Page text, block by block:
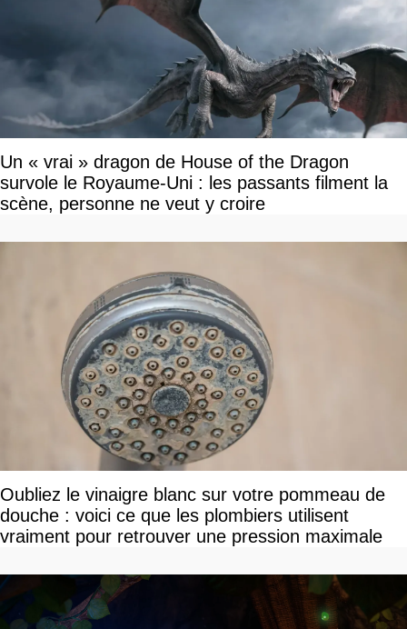
Un « vrai » dragon de House of the Dragon
survole le Royaume-Uni : les passants filment la
scène, personne ne veut y croire
Oubliez le vinaigre blanc sur votre pommeau de
douche : voici ce que les plombiers utilisent
vraiment pour retrouver une pression maximale